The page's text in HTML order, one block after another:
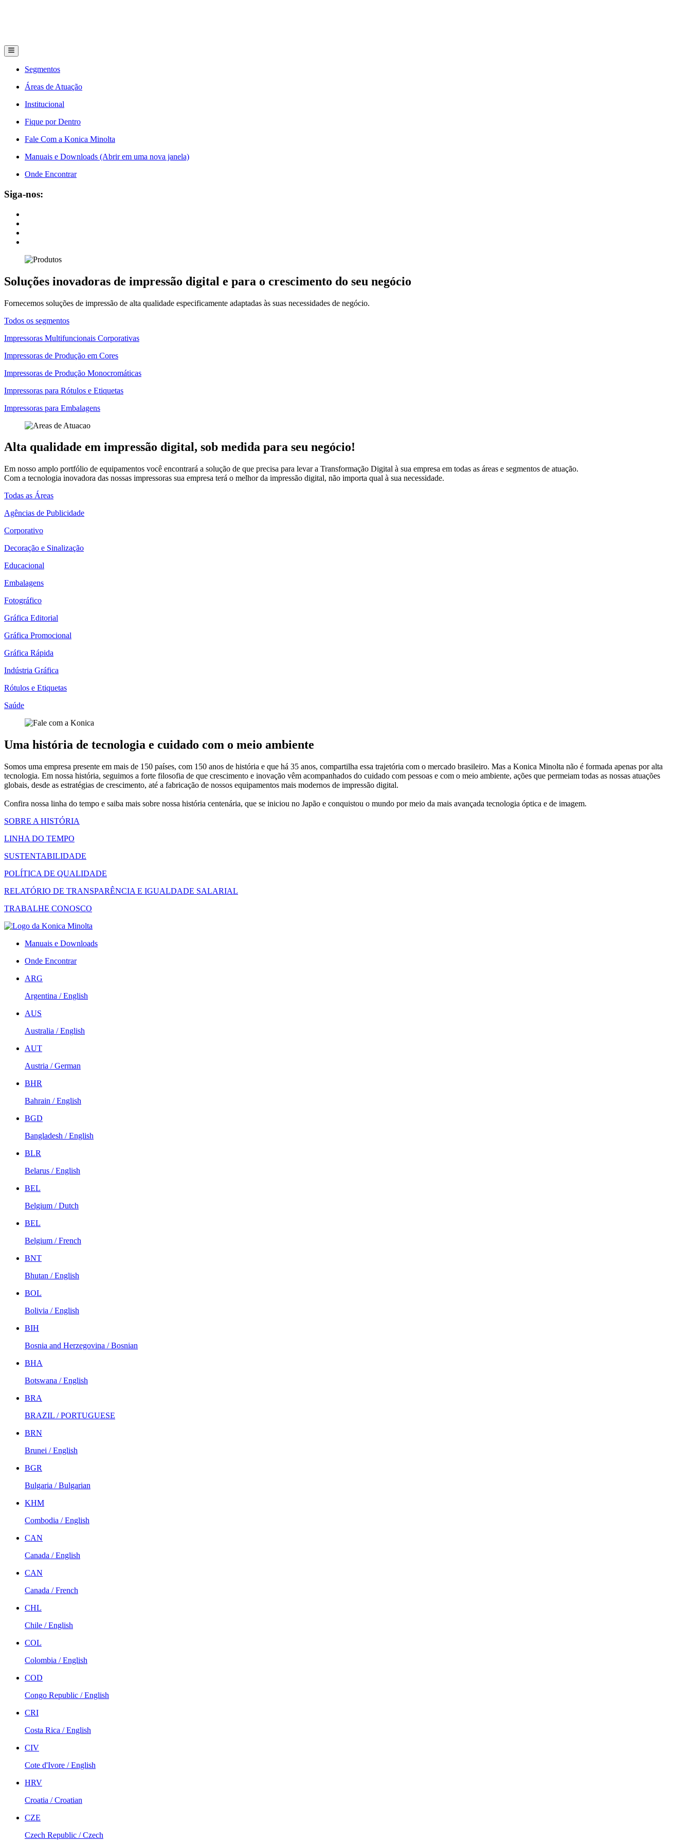
Segmentos
Áreas de Atuação
Institucional
Fique por Dentro
Fale Com a Konica Minolta
Manuais e Downloads (Abrir em uma nova janela)
Onde Encontrar
Siga-nos:
Soluções inovadoras de impressão digital e para o crescimento do seu negócio
Fornecemos soluções de impressão de alta qualidade especificamente adaptadas às suas necessidades de negócio.
Todos os segmentos
Impressoras Multifuncionais Corporativas
Impressoras de Produção em Cores
Impressoras de Produção Monocromáticas
Impressoras para Rótulos e Etiquetas
Impressoras para Embalagens
Alta qualidade em impressão digital, sob medida para seu negócio!
Em nosso amplo portfólio de equipamentos você encontrará a solução de que precisa para levar a Transformação Digital à sua empresa em todas as áreas e segmentos de atuação.
Com a tecnologia inovadora das nossas impressoras sua empresa terá o melhor da impressão digital, não importa qual à sua necessidade.
Todas as Áreas
Agências de Publicidade
Corporativo
Decoração e Sinalização
Educacional
Embalagens
Fotográfico
Gráfica Editorial
Gráfica Promocional
Gráfica Rápida
Indústria Gráfica
Rótulos e Etiquetas
Saúde
Uma história de tecnologia e cuidado com o meio ambiente
Somos uma empresa presente em mais de 150 países, com 150 anos de história e que há 35 anos, compartilha essa trajetória com o mercado brasileiro. Mas a Konica Minolta não é formada apenas por alta
tecnologia. Em nossa história, seguimos a forte filosofia de que crescimento e inovação vêm acompanhados do cuidado com pessoas e com o meio ambiente, ações que permeiam todas as nossas atuações
globais, desde as estratégias de crescimento, até a fabricação de nossos equipamentos mais modernos de impressão digital.
Confira nossa linha do tempo e saiba mais sobre nossa história centenária, que se iniciou no Japão e conquistou o mundo por meio da mais avançada tecnologia óptica e de imagem.
SOBRE A HISTÓRIA
LINHA DO TEMPO
SUSTENTABILIDADE
POLÍTICA DE QUALIDADE
RELATÓRIO DE TRANSPARÊNCIA E IGUALDADE SALARIAL
TRABALHE CONOSCO
Manuais e Downloads
Onde Encontrar
ARG
Argentina / English
AUS
Australia / English
AUT
Austria / German
BHR
Bahrain / English
BGD
Bangladesh / English
BLR
Belarus / English
BEL
Belgium / Dutch
BEL
Belgium / French
BNT
Bhutan / English
BOL
Bolivia / English
BIH
Bosnia and Herzegovina / Bosnian
BHA
Botswana / English
BRA
BRAZIL / PORTUGUESE
BRN
Brunei / English
BGR
Bulgaria / Bulgarian
KHM
Combodia / English
CAN
Canada / English
CAN
Canada / French
CHL
Chile / English
COL
Colombia / English
COD
Congo Republic / English
CRI
Costa Rica / English
CIV
Cote d'Ivore / English
HRV
Croatia / Croatian
CZE
Czech Republic / Czech